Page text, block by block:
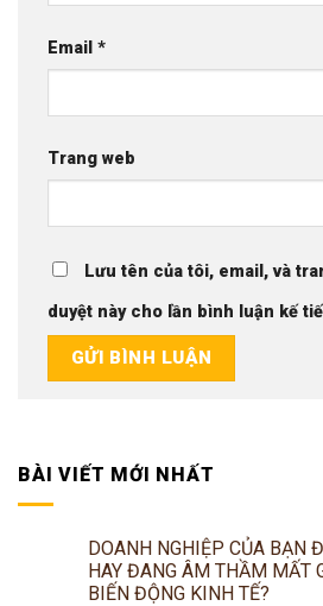
Email *
Trang web
Lưu tên của tôi, email, và
duyệt này cho lần bình luận kế
BÀI VIẾT MỚI NHẤT
DOANH NGHIỆP CỦA BẠN
HAY ĐANG ÂM THẦM MẤT
BIẾN ĐỘNG KINH TẾ?